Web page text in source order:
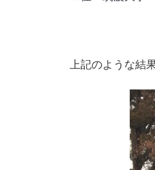
上記のような結